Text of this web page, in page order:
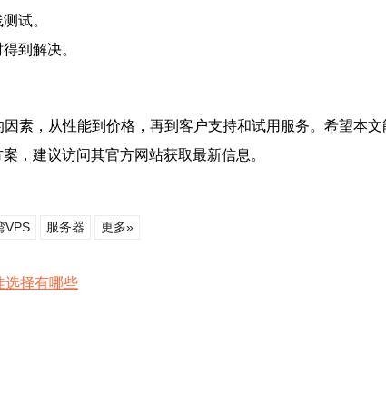
试。
到解决。
素，从性能到价格，再到客户支持和试用服务。希望本
，建议访问其官方网站获取最新信息。
VPS 服务器 更多»
选择有哪些